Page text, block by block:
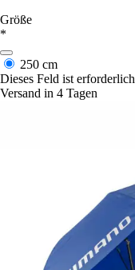
Größe
*
250 cm
Dieses Feld ist erforderlich
Versand in 4 Tagen